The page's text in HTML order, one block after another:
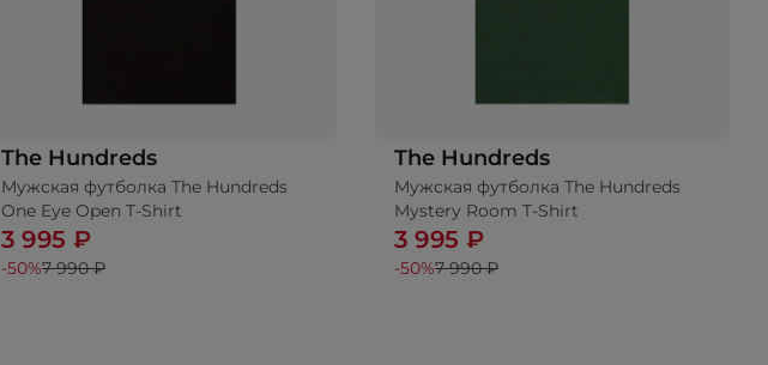
The Hundreds
Мужская футболка The Hundreds
One Eye Open T-Shirt
3 995 ₽
-50%7 990 ₽
The Hundreds
Мужская футболка The Hundreds
Mystery Room T-Shirt
3 995 ₽
-50%7 990 ₽